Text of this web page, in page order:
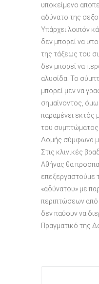
υποκείμενο
αδύνατο της
Υπάρχει λοιπόν
δεν μπορεί να
της τάξεως του
δεν μπορεί να
αλυσίδα. Το
μπορεί μεν να
σημαίνοντος,
παραμένει εκτός
του συμπτώματος
Δομής σύμφωνα
Στις κλινικές
Αθήνας θα
επεξεργαστούμε
«αδύνατου» με
περιπτώσεων
δεν παύουν να
Πραγματικό της